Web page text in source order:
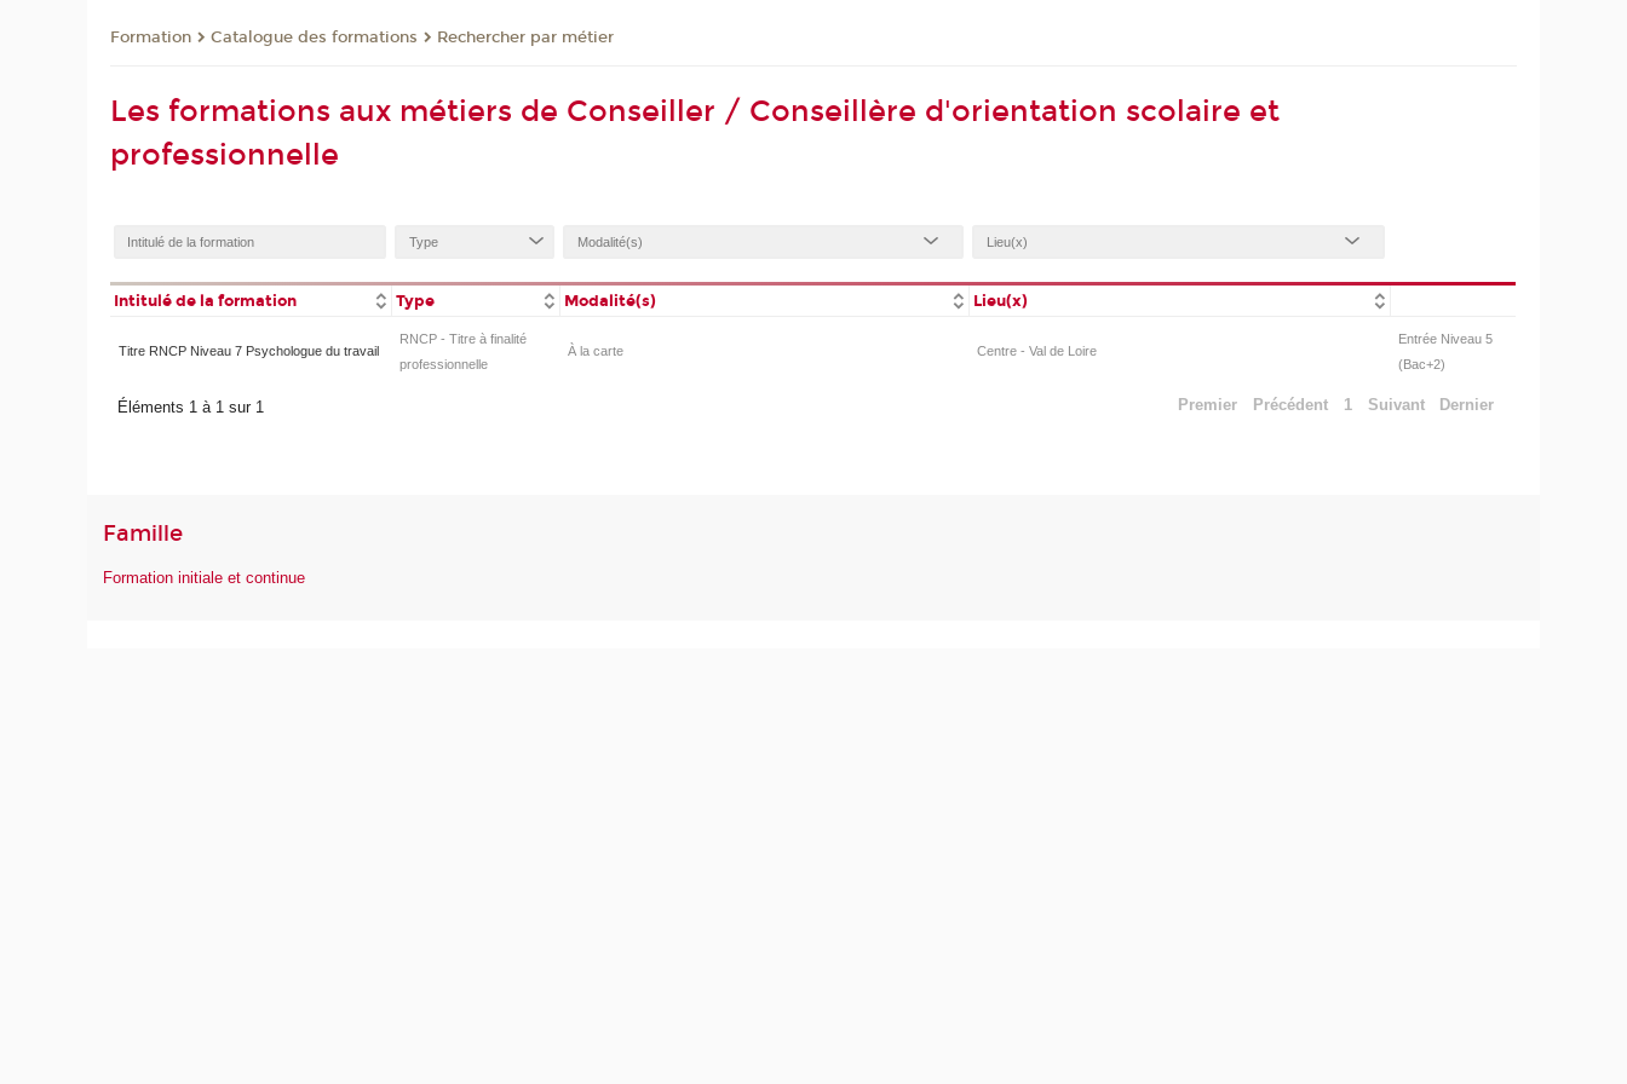
Formation Catalogue des formations Rechercher par métier
Les formations aux métiers de Conseiller / Conseillère d'orientation scolaire et
professionnelle
Intitulé de la formation Type Modalité(s) Lieu(x)
Titre RNCP Niveau 7 Psychologue du travail
RNCP - Titre à finalité
professionnelle
À la carte Centre - Val de Loire
Entrée Niveau 5
(Bac+2)
Éléments 1 à 1 sur 1 Premier Précédent 1 Suivant Dernier
Famille
Formation initiale et continue